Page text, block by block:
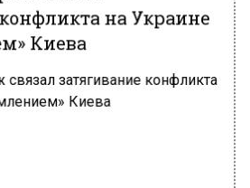
на Украине
Киева